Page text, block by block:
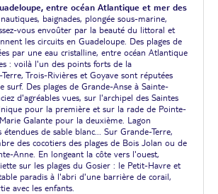
entre océan Atlantique et mer des
baignades, plongée sous-marine,
vous envoûter par la beauté du littoral et
les circuits en Guadeloupe. Des plages de
par une eau cristalline, entre océan Atlantique
: voilà l'un des points forts de la
Terre, Trois-Rivières et Goyave sont réputées
surf. Des plages de Grande-Anse à Sainte-
d'agréables vues, sur l'archipel des Saintes
pour la première et sur la rade de Pointe-
Galante pour la deuxième. Lagon
de sable blanc... Sur Grande-Terre,
des cocotiers des plages de Bois Jolan ou de
Anne. En longeant la côte vers l'ouest,
sur les plages du Gosier : le Petit-Havre et
paradis à l'abri d'une barrière de corail,
avec les enfants.